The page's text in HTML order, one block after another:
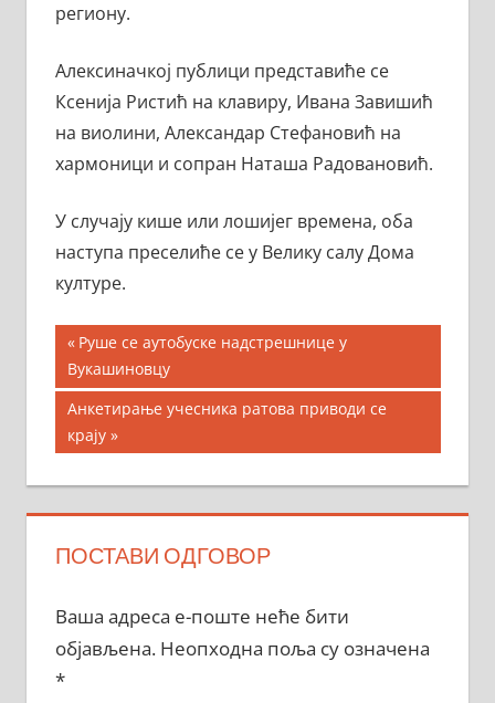
региону.
Алексиначкој публици представиће се
Ксенија Ристић на клавиру, Ивана Завишић
на виолини, Александар Стефановић на
хармоници и сопран Наташа Радовановић.
У случају кише или лошијег времена, оба
наступа преселиће се у Велику салу Дома
културе.
Кретање
чланка
Previous
Post:
Руше се аутобуске надстрешнице у
Вукашиновцу
Next
Post:
Анкетирање учесника ратова приводи се
крају
ПОСТАВИ ОДГОВОР
Ваша адреса е-поште неће бити
објављена. Неопходна поља су означена
*